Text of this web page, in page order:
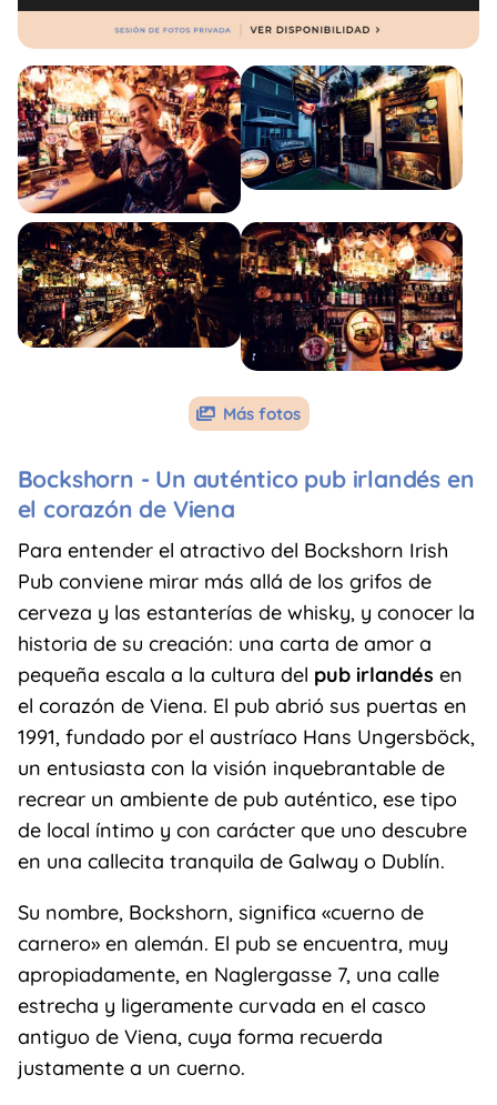
 Más fotos
Bockshorn - Un auténtico pub irlandés en
el corazón de Viena
Para entender el atractivo del Bockshorn Irish
Pub conviene mirar más allá de los grifos de
cerveza y las estanterías de whisky, y conocer la
historia de su creación: una carta de amor a
pequeña escala a la cultura del pub irlandés en
el corazón de Viena. El pub abrió sus puertas en
1991, fundado por el austríaco Hans Ungersböck,
un entusiasta con la visión inquebrantable de
recrear un ambiente de pub auténtico, ese tipo
de local íntimo y con carácter que uno descubre
en una callecita tranquila de Galway o Dublín.
Su nombre, Bockshorn, significa «cuerno de
carnero» en alemán. El pub se encuentra, muy
apropiadamente, en Naglergasse 7, una calle
estrecha y ligeramente curvada en el casco
antiguo de Viena, cuya forma recuerda
justamente a un cuerno.